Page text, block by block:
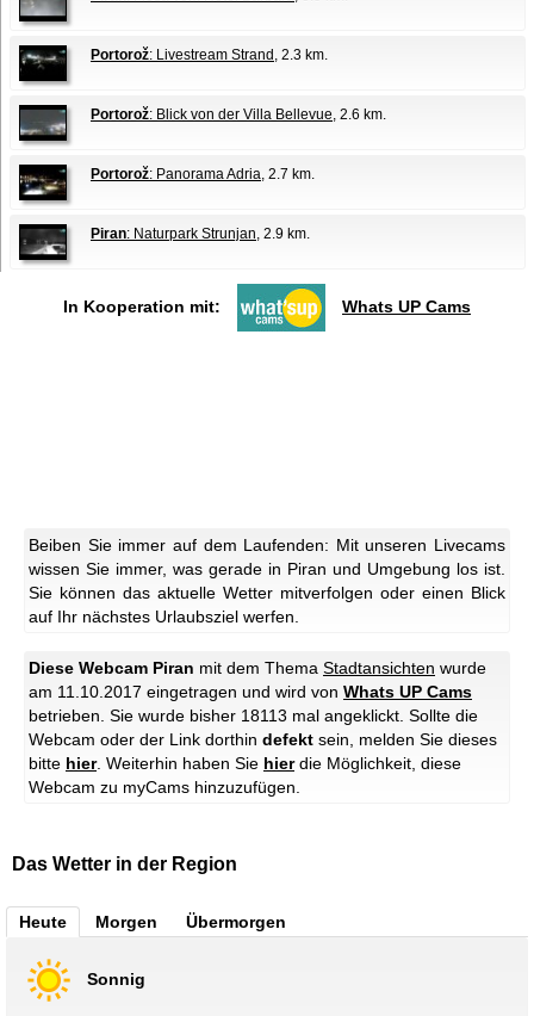
Portorož: Livestream Strand , 2.3 km.
Portorož: Blick von der Villa Bellevue, 2.6 km.
Portorož: Panorama Adria, 2.7 km.
Piran: Naturpark Strunjan, 2.9 km.
In Kooperation mit: Whats UP Cams
Beiben Sie immer auf dem Laufenden: Mit unseren Livecams
wissen Sie immer, was gerade in Piran und Umgebung los ist.
Sie können das aktuelle Wetter mitverfolgen oder einen Blick
auf Ihr nächstes Urlaubsziel werfen.
Diese Webcam Piran mit dem Thema Stadtansichten wurde
am 11.10.2017 eingetragen und wird von Whats UP Cams
betrieben. Sie wurde bisher 18113 mal angeklickt. Sollte die
Webcam oder der Link dorthin defekt sein, melden Sie dieses
bitte hier. Weiterhin haben Sie hierdie Möglichkeit, diese
Webcam zu myCams hinzuzufügen.
Das Wetter in der Region
Heute Morgen Übermorgen
Sonnig